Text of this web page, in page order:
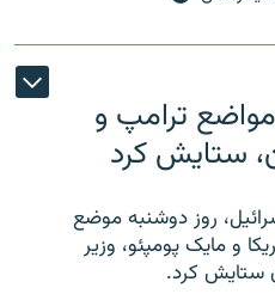
ترامپ و
ستایش کرد
روز دوشنبه موضع
و مایک پومپئو، وزیر
ستایش کرد.